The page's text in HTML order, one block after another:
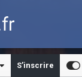
S’inscrire